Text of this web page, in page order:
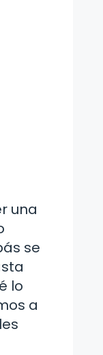
una
se
lo
a